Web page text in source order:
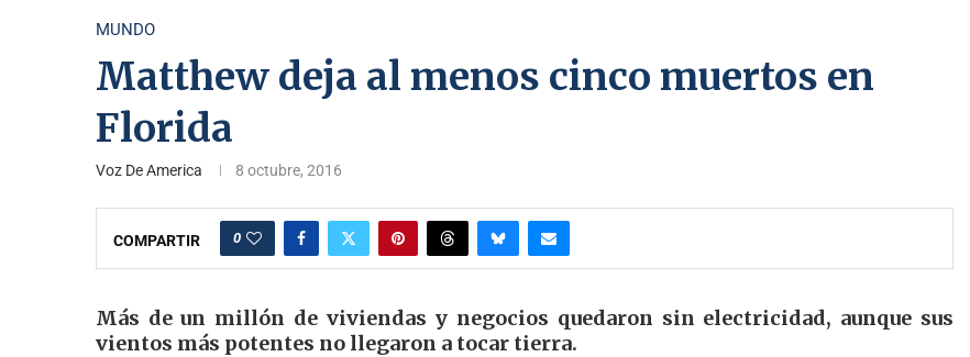
MUNDO
Matthew deja al menos cinco muertos en
Florida
Voz De America 8 octubre, 2016
COMPARTIR 0
Más de un millón de viviendas y negocios quedaron sin electricidad, aunque sus
vientos más potentes no llegaron a tocar tierra.